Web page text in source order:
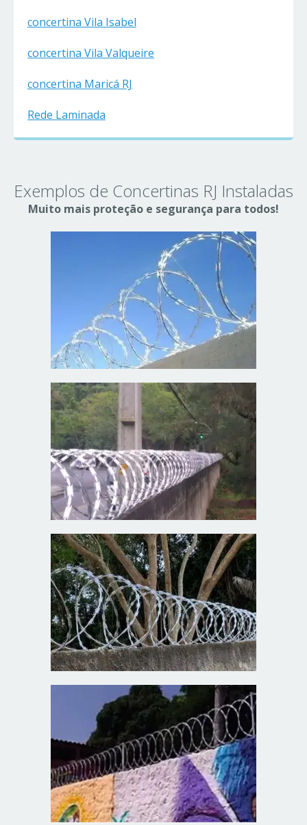
concertina Vila Isabel
concertina Vila Valqueire
concertina Maricá RJ
Rede Laminada
Exemplos de Concertinas RJ Instaladas
Muito mais proteção e segurança para todos!